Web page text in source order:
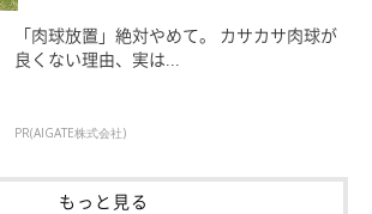
「肉球放置」絶対やめて。 カサカサ肉球が
良くない理由、実は...
PR(AIGATE株式会社)
もっと見る